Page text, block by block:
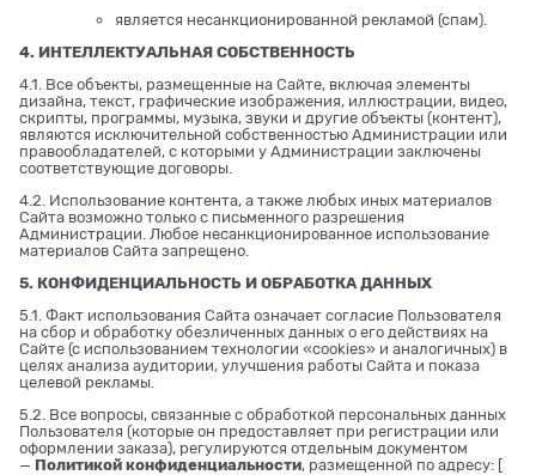
является несанкционированной рекламой (спам).
4. ИНТЕЛЛЕКТУАЛЬНАЯ СОБСТВЕННОСТЬ
4.1. Все объекты, размещенные на Сайте, включая элементы
дизайна, текст, графические изображения, иллюстрации, видео,
скрипты, программы, музыка, звуки и другие объекты (контент),
являются исключительной собственностью Администрации или
правообладателей, с которыми у Администрации заключены
соответствующие договоры.
4.2. Использование контента, а также любых иных материалов
Сайта возможно только с письменного разрешения
Администрации. Любое несанкционированное использование
материалов Сайта запрещено.
5. КОНФИДЕНЦИАЛЬНОСТЬ И ОБРАБОТКА ДАННЫХ
5.1. Факт использования Сайта означает согласие Пользователя
на сбор и обработку обезличенных данных о его действиях на
Сайте (с использованием технологии «cookies» и аналогичных) в
целях анализа аудитории, улучшения работы Сайта и показа
целевой рекламы.
5.2. Все вопросы, связанные с обработкой персональных данных
Пользователя (которые он предоставляет при регистрации или
оформлении заказа), регулируются отдельным документом
— Политикой конфиденциальности, размещенной по адресу: [